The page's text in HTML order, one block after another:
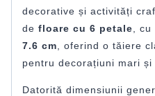
decorative și activități
de floare cu 6 petale ,
7.6 cm , oferind o tăiere
pentru decorațiuni mari și
Datorită dimensiunii